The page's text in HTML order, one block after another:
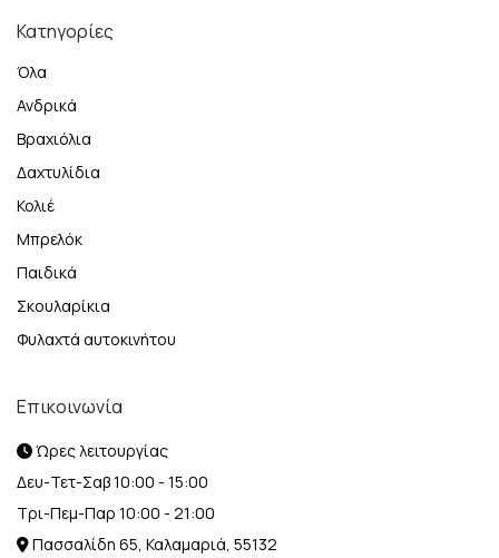
Κατηγορίες
Όλα
Ανδρικά
Βραχιόλια
Δαχτυλίδια
Κολιέ
Μπρελόκ
Παιδικά
Σκουλαρίκια
Φυλαχτά αυτοκινήτου
Επικοινωνία
Ώρες λειτουργίας
Δευ-Τετ-Σαβ 10:00 - 15:00
Τρι-Πεμ-Παρ 10:00 - 21:00
Πασσαλίδη 65, Καλαμαριά, 55132